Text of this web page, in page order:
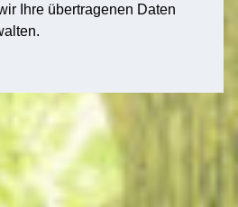
Ihre übertragenen Daten